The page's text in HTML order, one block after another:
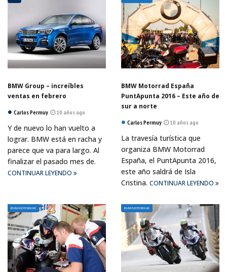
BMW Group – increíbles
ventas en febrero
Carlos Permuy 10 años ago
Y de nuevo lo han vuelto a
lograr. BMW está en racha y
parece que va para largo. Al
finalizar el pasado mes de.
CONTINUAR LEYENDO
BMW Motorrad España
PuntApunta 2016 – Este año de
sur a norte
Carlos Permuy 10 años ago
La travesía turística que
organiza BMW Motorrad
España, el PuntApunta 2016,
este año saldrá de Isla
Cristina. CONTINUAR LEYENDO
BMW MOTORRAD BMW MOTORRAD